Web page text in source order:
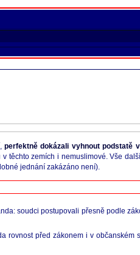
perfektně dokázali vyhnout podstatě
těchto zemích i nemuslimové. Vše
jednání zakázáno není).
soudci postupovali přesně podle
rovnost před zákonem i v občanském